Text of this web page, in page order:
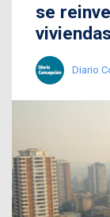
se
Diario